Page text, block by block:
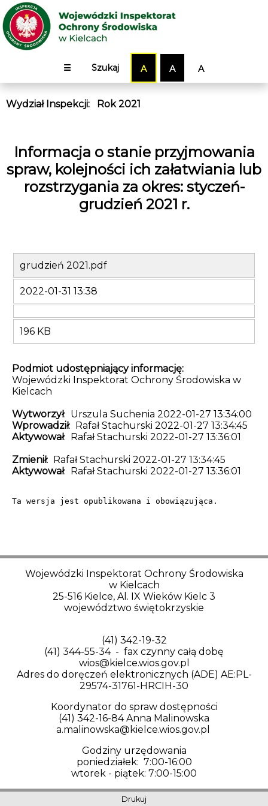
☰ Szukaj A A A
Wydział Inspekcji: Rok 2021
Informacja o stanie przyjmowania
spraw, kolejności ich załatwiania lub
rozstrzygania za okres: styczeń-
grudzień 2021 r.
grudzień 2021.pdf
2022-01-31 13:38
196 KB
Podmiot udostępniający informację:
Wojewódzki Inspektorat Ochrony Środowiska w
Kielcach
Wytworzył: Urszula Suchenia 2022-01-27 13:34:00
Wprowadził: Rafał Stachurski 2022-01-27 13:34:45
Aktywował: Rafał Stachurski 2022-01-27 13:36:01
Zmienił: Rafał Stachurski 2022-01-27 13:34:45
Aktywował: Rafał Stachurski 2022-01-27 13:36:01
Ta wersja jest opublikowana i obowiązująca.
Wojewódzki Inspektorat Ochrony Środowiska
w Kielcach
25-516 Kielce, Al. IX Wieków Kielc 3
województwo świętokrzyskie
(41) 342-19-32
(41) 344-55-34 - fax czynny całą dobę
wios@kielce.wios.gov.pl
Adres do doręczeń elektronicznych (ADE) AE:PL-
29574-31761-HRCIH-30
Koordynator do spraw dostępności
(41) 342-16-84 Anna Malinowska
a.malinowska@kielce.wios.gov.pl
Godziny urzędowania
poniedziałek: 7:00-16:00
wtorek - piątek: 7:00-15:00
Drukuj